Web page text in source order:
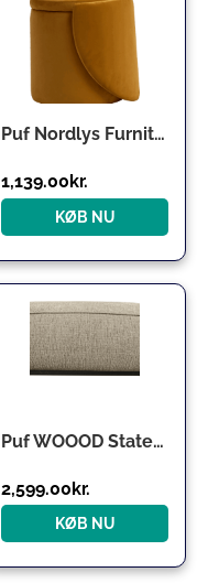
Puf Nordlys Furniture Umea gul fløjl – siddepuf og fodskammel i skandinavisk design
1,139.00 kr.
KØB NU
Puf WOOOD Statement beige struktureret velour skammel/fodskammel H40xB80xD55 cm
2,599.00kr.
KØB NU